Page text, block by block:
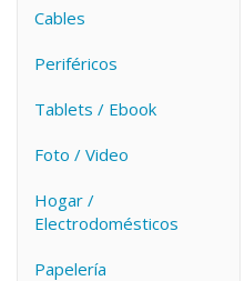
Cables
Periféricos
Tablets / Ebook
Foto / Video
Hogar /
Electrodomésticos
Papelería